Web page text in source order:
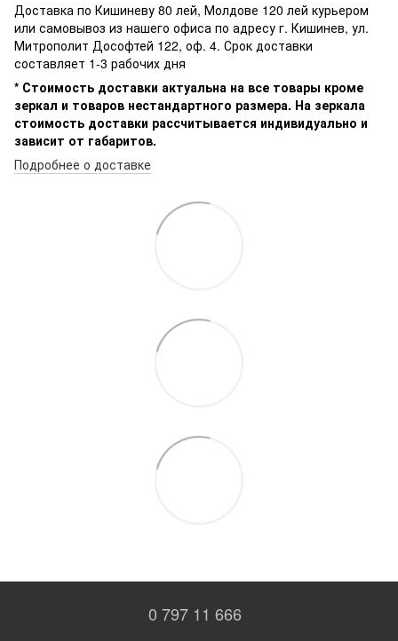
Доставка по Кишиневу 80 лей, Молдове 120 лей курьером
или самовывоз из нашего офиса по адресу г. Кишинев, ул.
Митрополит Дософтей 122, оф. 4. Срок доставки
составляет 1-3 рабочих дня
* Стоимость доставки актуальна на все товары кроме
зеркал и товаров нестандартного размера. На зеркала
стоимость доставки рассчитывается индивидуально и
зависит от габаритов.
Подробнее о доставке
0 797 11 666